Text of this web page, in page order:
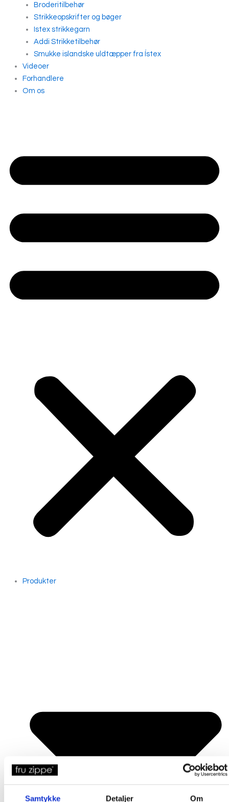
Samtykke Detaljer Om
Broderitilbehør
Strikkeopskrifter og bøger
Istex strikkegarn
Addi Strikketilbehør
Smukke islandske uldtæpper fra Ístex
Videoer
Forhandlere
Om os
Produkter